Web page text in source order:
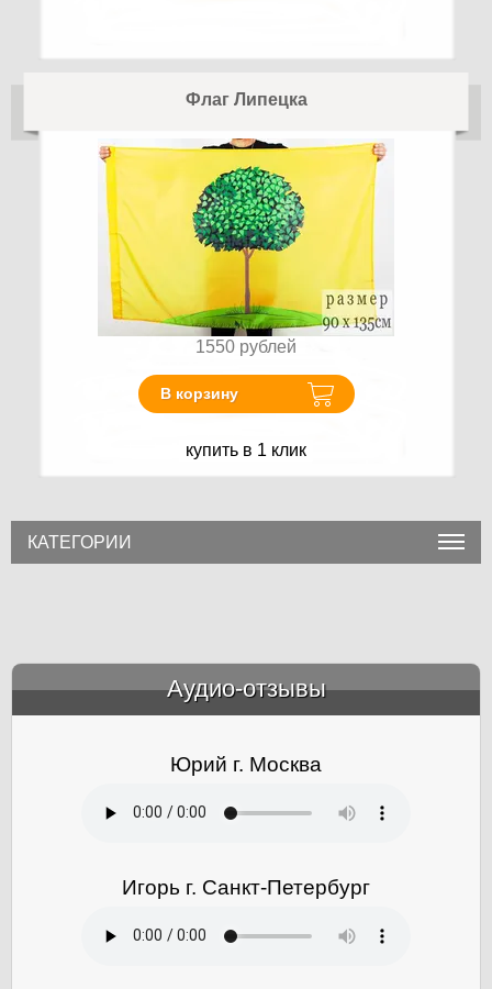
Флаг Липецка
1550 рублей
В корзину
купить в 1 клик
КАТЕГОРИИ
Аудио-отзывы
Юрий г. Москва
Игорь г. Санкт-Петербург